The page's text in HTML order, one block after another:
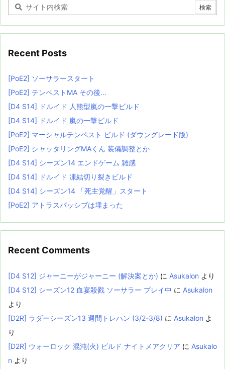
Recent Posts
[PoE2] ソーサラースタート
[PoE2] テンペストMA その後…
[D4 S14] ドルイド 人熊型嵐の一撃ビルド
[D4 S14] ドルイド 嵐の一撃ビルド
[PoE2] マーシャルテンペスト ビルド (ダウングレード版)
[PoE2] シャッタリングMAくん 装備調整とか
[D4 S14] シーズン14 エンドゲーム 雑感
[D4 S14] ドルイド 凍結切り裂きビルド
[D4 S14] シーズン14 「死主覚醒」スタート
[PoE2] アトラスパッシブは埋まった
Recent Comments
[D4 S12] ジャーニーがジャーニー (解決案とか) に Asukalon より
[D4 S12] シーズン12 血宴殺戮 ソーサラー プレイ中 に Asukalon
より
[D2R] ラダーシーズン13 週間トレハン (3/2-3/8) に Asukalon よ
り
[D2R] ウォーロック 混沌(火) ビルド ナイトメアクリア に Asukalo
n より